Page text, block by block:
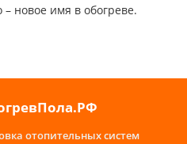
– новое имя в обогреве.
отопительных систем